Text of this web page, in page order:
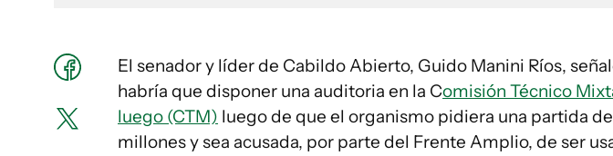
El senador y líder de Cabildo Abierto, Guido Manini Ríos,
habría que disponer una auditoria en la Comisión Técnico
luego (CTM) luego de que el organismo pidiera una partida
millones y sea acusada, por parte del Frente Amplio, de ser